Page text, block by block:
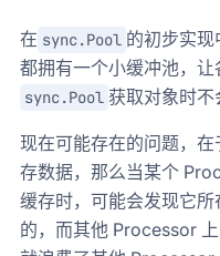
在 sync.Pool 的初步实
都拥有一个小缓冲池，
sync.Pool 获取对象时不
现在可能存在的问题，
存数据，那么当某个
缓存时，可能会发现它
的，而其他 Processor